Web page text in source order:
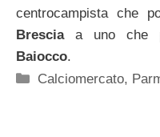
centrocampista che
Brescia a uno che
Baiocco.
Categorie
Calciomercato,